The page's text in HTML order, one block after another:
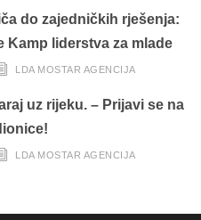
do zajedničkih rješenja:
Kamp liderstva za mlade
LDA MOSTAR AGENCIJA
uz rijeku. – Prijavi se na
LDA MOSTAR AGENCIJA